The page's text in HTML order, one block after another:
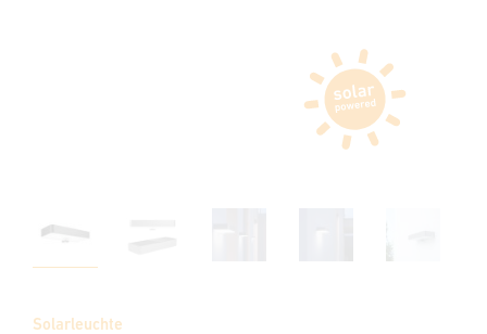
Solarleuchte